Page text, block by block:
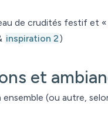
de crudités festif et «
inspiration 2)
et
ensemble (ou autre,